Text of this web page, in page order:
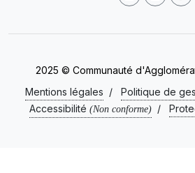
2025 © Communauté
Mentions légales / Politique de
Accessibilité (Non conforme) /